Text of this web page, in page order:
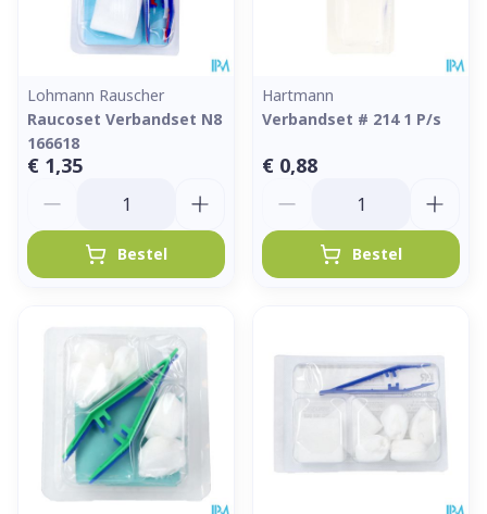
Lohmann Rauscher
Raucoset Verbandset N8
166618
€ 1,35
Bestel
Hartmann
Verbandset # 214 1 P/s
€ 0,88
Bestel